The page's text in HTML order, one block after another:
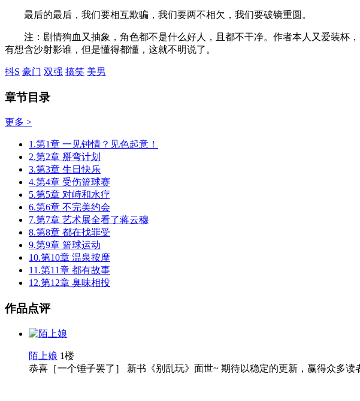
最后的最后，我们要相互欺骗，我们要两不相欠，我们要破镜重圆。
注：剧情狗血又抽象，角色都不是什么好人，且都不干净。作者本人又爱装杯
有想含沙射影谁，但是懂得都懂，这就不明说了。
抖S 豪门 双强 搞笑 美男
章节目录
更多 >
1.第1章 一见钟情？见色起意！
2.第2章 掰弯计划
3.第3章 生日快乐
4.第4章 受伤篮球赛
5.第5章 对峙和水疗
6.第6章 不完美约会
7.第7章 艺术展全看了蒋云穆
8.第8章 都在找罪受
9.第9章 篮球运动
10.第10章 温泉按摩
11.第11章 都有故事
12.第12章 臭味相投
作品点评
陌上娘 1楼
恭喜［一个锤子罢了］ 新书《别乱玩》面世~ 期待以稳定的更新，赢得众多